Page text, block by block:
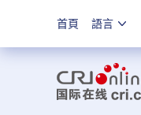
首頁 語言